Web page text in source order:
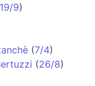
19/9)
(7/4)
(26/8)